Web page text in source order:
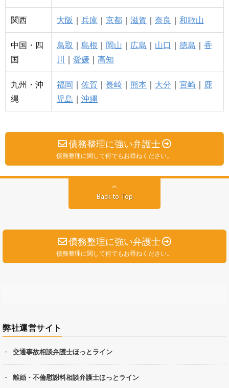
関西 大阪 ｜ 兵庫 ｜ 京都 ｜ 滋賀 ｜ 奈良 ｜ 和歌山
中国・四
国
鳥取 ｜ 島根 ｜ 岡山 ｜ 広島 ｜ 山口 ｜ 徳島 ｜ 香
川 ｜ 愛媛 ｜ 高知
九州・沖
縄
福岡 ｜ 佐賀 ｜ 長崎 ｜ 熊本 ｜ 大分 ｜ 宮崎 ｜ 鹿
児島 ｜ 沖縄
債務整理に強い弁護士
債務整理に関して何でもお尋ねください。
Back to Top
債務整理に強い弁護士
債務整理に関して何でもお尋ねください。
弊社運営サイト
交通事故相談弁護士ほっとライン
離婚・不倫慰謝料相談弁護士ほっとライン